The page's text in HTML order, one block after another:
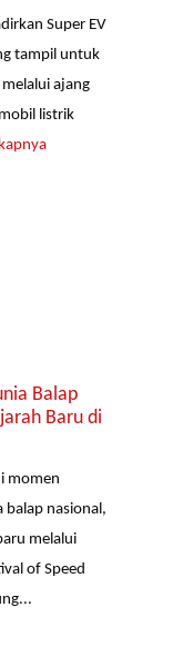
Super EV
tampil untuk
ajang
listrik
Balap
Baru di
momen
balap nasional,
melalui
of Speed